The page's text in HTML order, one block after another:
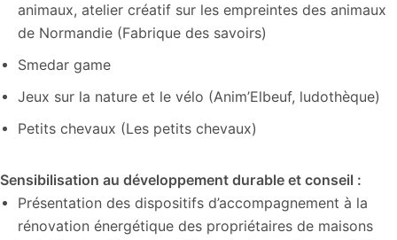
animaux, atelier créatif sur les empreintes des animaux
de Normandie (Fabrique des savoirs)
Smedar game
Jeux sur la nature et le vélo (Anim’Elbeuf, ludothèque)
Petits chevaux (Les petits chevaux)
Sensibilisation au développement durable et conseil :
Présentation des dispositifs d’accompagnement à la
rénovation énergétique des propriétaires de maisons